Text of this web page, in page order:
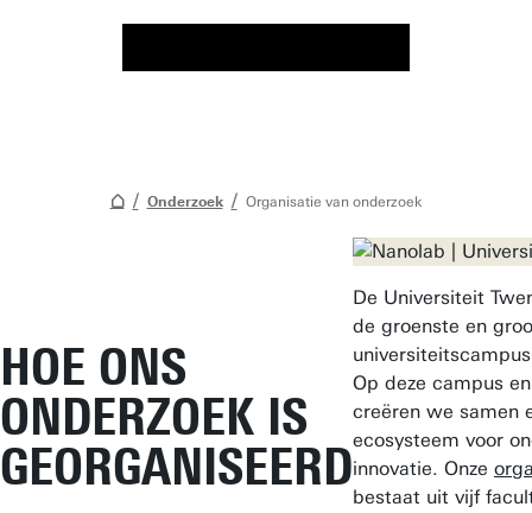
Onderzoek Organisatie van onderzoek
HOE ONS
ONDERZOEK IS
GEORGANISEERD
De Universiteit
de groenste en
Op deze campus
creëren we samen
ecosysteem voor
innovatie. Onze
bestaat uit vijf